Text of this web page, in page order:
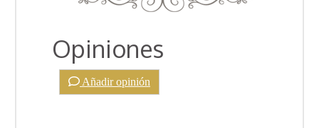
Opiniones
Añadir opinión